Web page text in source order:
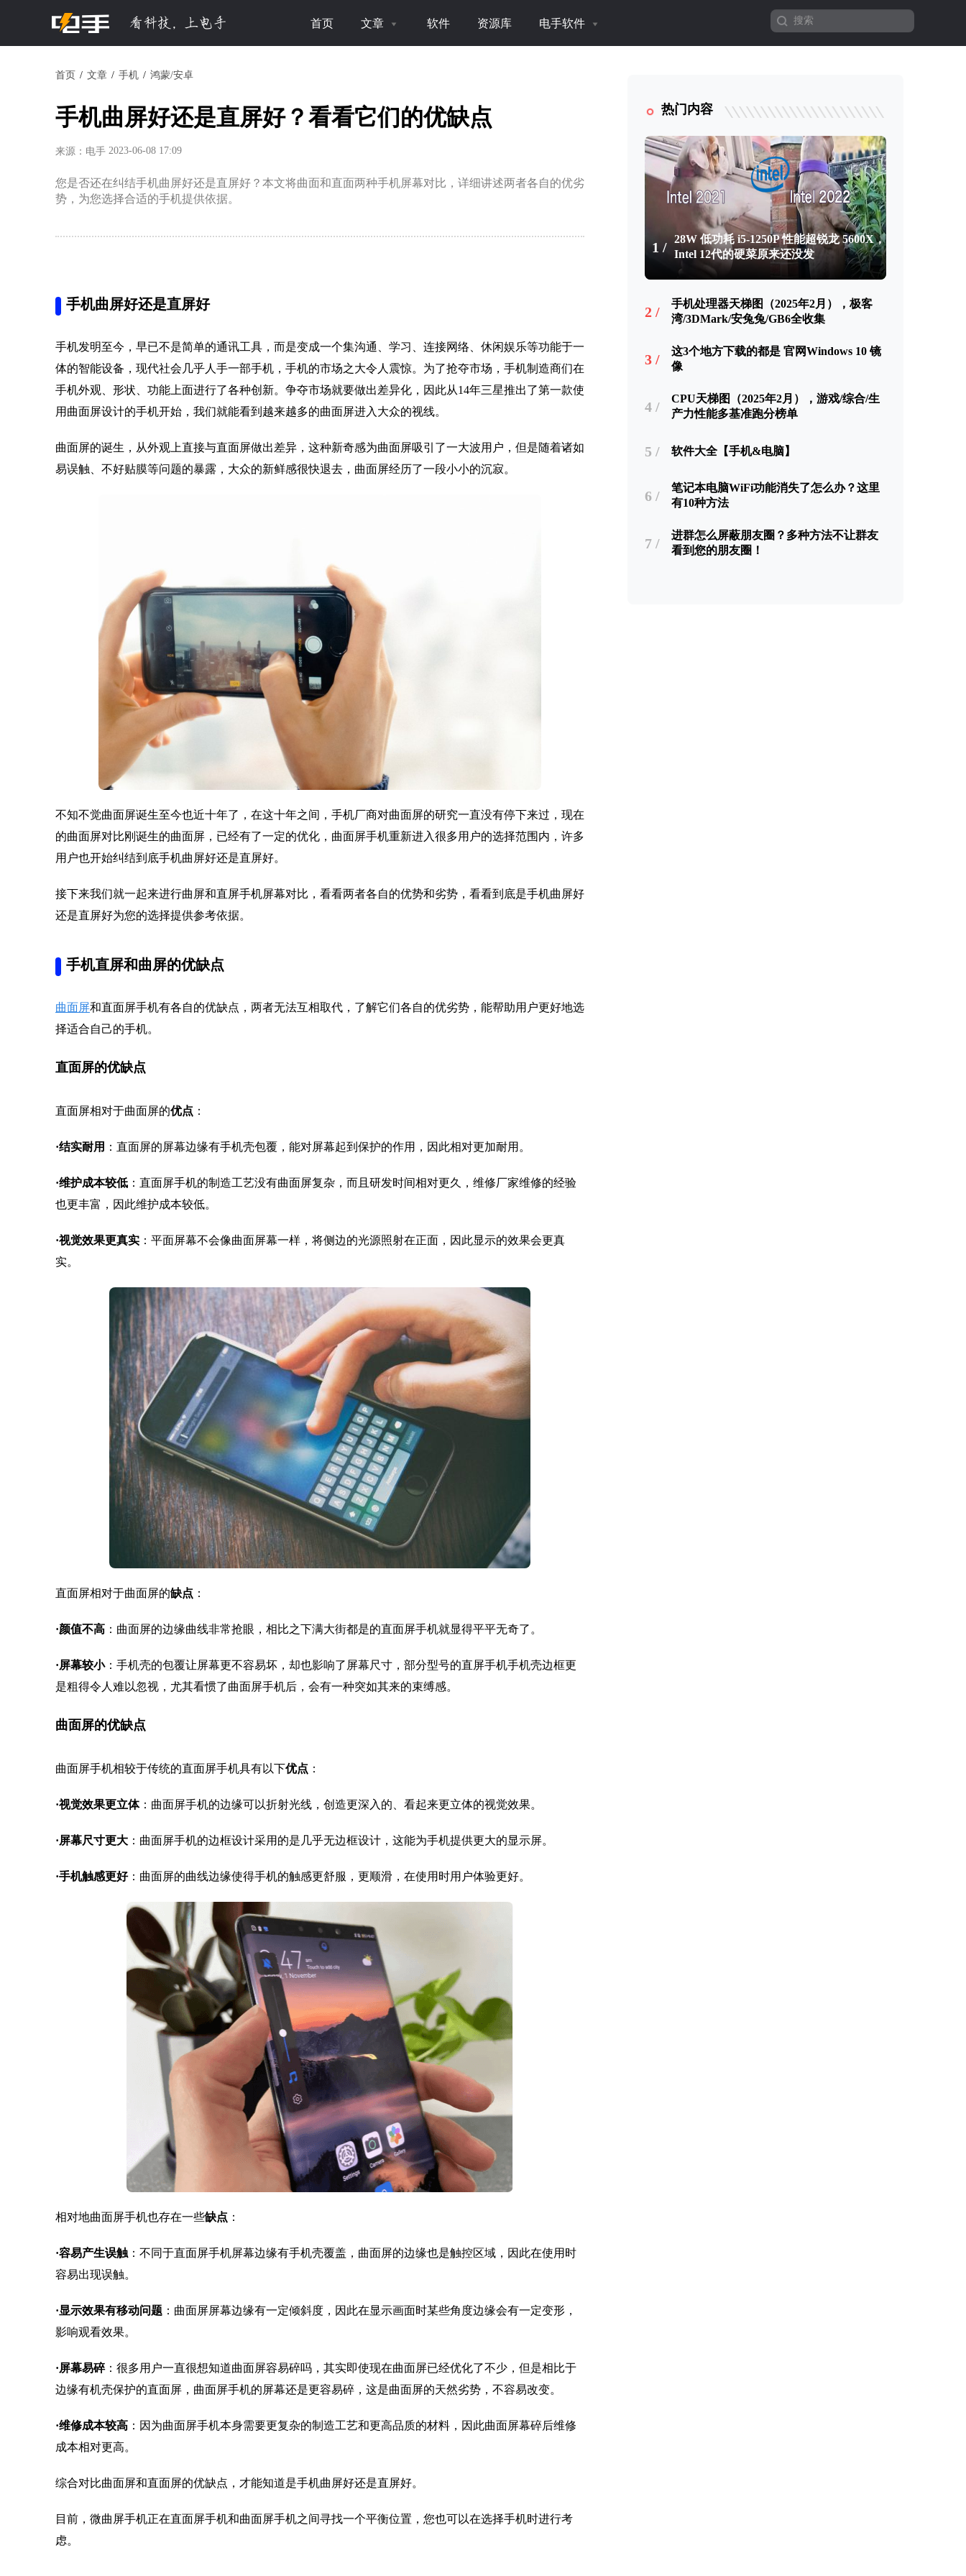
首页 文章 软件 资源库 电手软件
首页 文章 手机 鸿蒙/安卓
手机曲屏好还是直屏好？看看它们的优缺点
来源：电手 2023-06-08 17:09
您是否还在纠结手机曲屏好还是直屏好？本文将曲面和直面两种手机屏幕对比，详细讲述两者各自的优劣
势，为您选择合适的手机提供依据。
手机曲屏好还是直屏好
手机发明至今，早已不是简单的通讯工具，而是变成一个集沟通、学习、连接网络、休闲娱乐等功能于一
体的智能设备，现代社会几乎人手一部手机，手机的市场之大令人震惊。为了抢夺市场，手机制造商们在
手机外观、形状、功能上面进行了各种创新。争夺市场就要做出差异化，因此从14年三星推出了第一款使
用曲面屏设计的手机开始，我们就能看到越来越多的曲面屏进入大众的视线。
曲面屏的诞生，从外观上直接与直面屏做出差异，这种新奇感为曲面屏吸引了一大波用户，但是随着诸如
易误触、不好贴膜等问题的暴露，大众的新鲜感很快退去，曲面屏经历了一段小小的沉寂。
不知不觉曲面屏诞生至今也近十年了，在这十年之间，手机厂商对曲面屏的研究一直没有停下来过，现在
的曲面屏对比刚诞生的曲面屏，已经有了一定的优化，曲面屏手机重新进入很多用户的选择范围内，许多
用户也开始纠结到底手机曲屏好还是直屏好。
接下来我们就一起来进行曲屏和直屏手机屏幕对比，看看两者各自的优势和劣势，看看到底是手机曲屏好
还是直屏好为您的选择提供参考依据。
手机直屏和曲屏的优缺点
曲面屏和直面屏手机有各自的优缺点，两者无法互相取代，了解它们各自的优劣势，能帮助用户更好地选
择适合自己的手机。
直面屏的优缺点
直面屏相对于曲面屏的优点 ：
·结实耐用 ：直面屏的屏幕边缘有手机壳包覆，能对屏幕起到保护的作用，因此相对更加耐用。
·维护成本较低 ：直面屏手机的制造工艺没有曲面屏复杂，而且研发时间相对更久，维修厂家维修的经验
也更丰富，因此维护成本较低。
·视觉效果更真实 ：平面屏幕不会像曲面屏幕一样，将侧边的光源照射在正面，因此显示的效果会更真
实。
直面屏相对于曲面屏的缺点 ：
·颜值不高 ：曲面屏的边缘曲线非常抢眼，相比之下满大街都是的直面屏手机就显得平平无奇了。
·屏幕较小：手机壳的包覆让屏幕更不容易坏，却也影响了屏幕尺寸，部分型号的直屏手机手机壳边框更
是粗得令人难以忽视，尤其看惯了曲面屏手机后，会有一种突如其来的束缚感。
曲面屏的优缺点
曲面屏手机相较于传统的直面屏手机具有以下优点 ：
·视觉效果更立体：曲面屏手机的边缘可以折射光线，创造更深入的、看起来更立体的视觉效果。
·屏幕尺寸更大 ：曲面屏手机的边框设计采用的是几乎无边框设计，这能为手机提供更大的显示屏。
·手机触感更好：曲面屏的曲线边缘使得手机的触感更舒服，更顺滑，在使用时用户体验更好。
相对地曲面屏手机也存在一些缺点 ：
·容易产生误触 ：不同于直面屏手机屏幕边缘有手机壳覆盖，曲面屏的边缘也是触控区域，因此在使用时
容易出现误触。
·显示效果有移动问题 ：曲面屏屏幕边缘有一定倾斜度，因此在显示画面时某些角度边缘会有一定变形，
影响观看效果。
·屏幕易碎：很多用户一直很想知道曲面屏容易碎吗，其实即使现在曲面屏已经优化了不少，但是相比于
边缘有机壳保护的直面屏，曲面屏手机的屏幕还是更容易碎，这是曲面屏的天然劣势，不容易改变。
·维修成本较高 ：因为曲面屏手机本身需要更复杂的制造工艺和更高品质的材料，因此曲面屏幕碎后维修
成本相对更高。
综合对比曲面屏和直面屏的优缺点，才能知道是手机曲屏好还是直屏好。
目前，微曲屏手机正在直面屏手机和曲面屏手机之间寻找一个平衡位置，您也可以在选择手机时进行考
虑。
热门内容
1 /
28W 低功耗 i5-1250P 性能超锐龙 5600X，
Intel 12代的硬菜原来还没发
2 /
手机处理器天梯图（2025年2月），极客
湾/3DMark/安兔兔/GB6全收集
3 /
这3个地方下载的都是 官网Windows 10 镜
像
4 /
CPU天梯图（2025年2月），游戏/综合/生
产力性能多基准跑分榜单
5 / 软件大全【手机&电脑】
6 /
笔记本电脑WiFi功能消失了怎么办？这里
有10种方法
7 /
进群怎么屏蔽朋友圈？多种方法不让群友
看到您的朋友圈！